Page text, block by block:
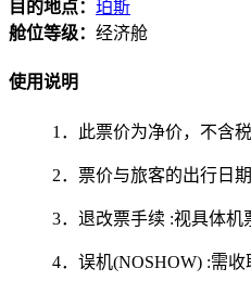
目的地点： 珀斯
舱位等级： 经济舱
使用说明
1．此票价为净价，不含
2．票价与旅客的出行日
3．退改票手续 :视具体机
4．误机(NOSHOW) :需收